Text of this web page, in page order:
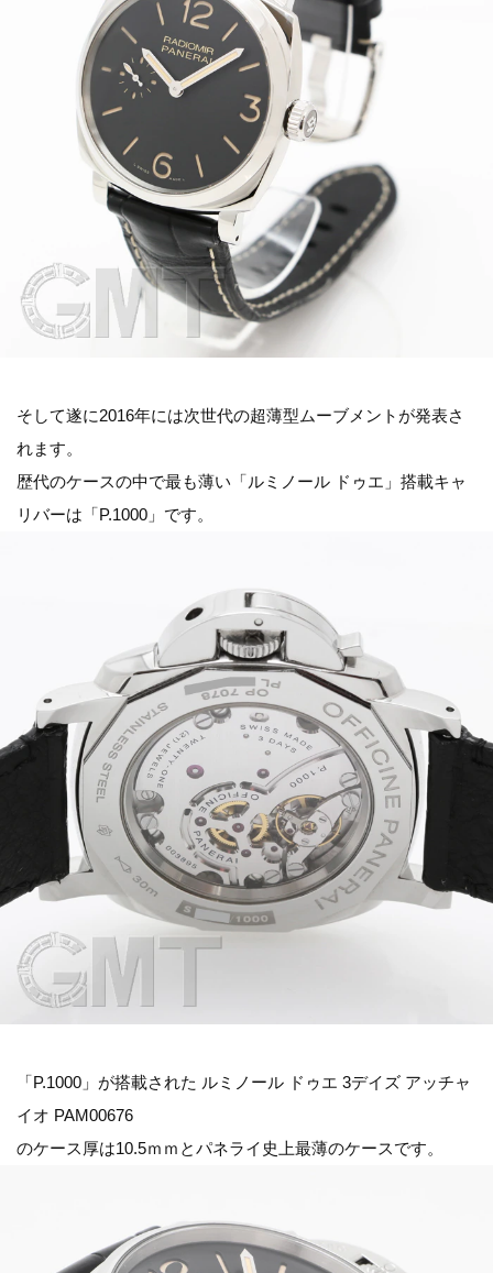
そして遂に2016年には次世代の超薄型ムーブメントが発表さ
れます。
歴代のケースの中で最も薄い「ルミノール ドゥエ」搭載キャ
リバーは「P.1000」です。
「P.1000」が搭載された ルミノール ドゥエ 3デイズ アッチャ
イオ PAM00676
のケース厚は10.5ｍｍとパネライ史上最薄のケースです。